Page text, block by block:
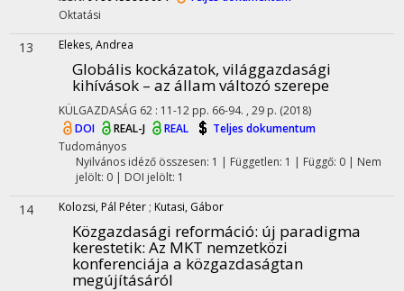
Oktatási
13 Elekes, Andrea
Globális kockázatok, világgazdasági
kihívások – az állam változó szerepe
KÜLGAZDASÁG 62 : 11-12 pp. 66-94. , 29 p. (2018)
DOI
REAL-J REAL
Teljes dokumentum
Tudományos
Nyilvános idéző összesen: 1 | Független: 1 | Függő: 0 | Nem
jelölt: 0 | DOI jelölt: 1
14 Kolozsi, Pál Péter ; Kutasi, Gábor
Közgazdasági reformáció: új paradigma
kerestetik: Az MKT nemzetközi
konferenciája a közgazdaságtan
megújításáról